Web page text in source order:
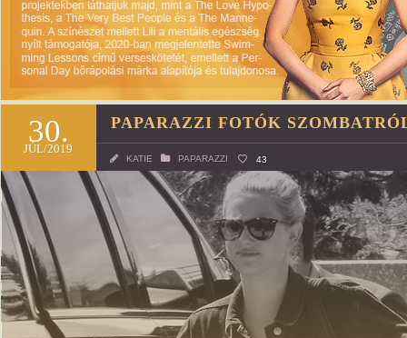
30.
JÚL/2019
PAPARAZZI FOTÓK
KATIE PAPARAZZI 43